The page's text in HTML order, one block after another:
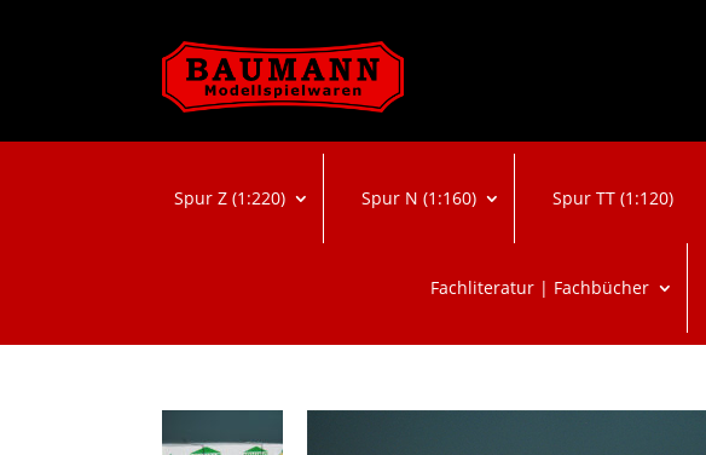
Spur Z (1:220) Spur N (1:160) Spur TT (1:120)
Fachliteratur | Fachbücher